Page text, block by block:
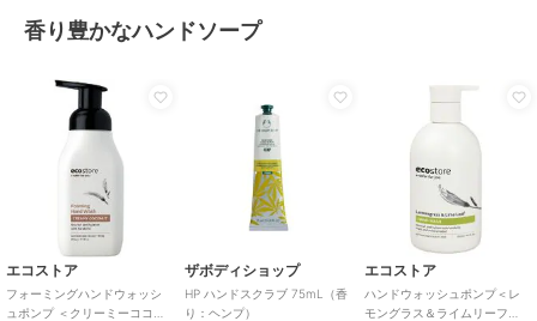
香り豊かなハンドソープ
エコストア
フォーミングハンドウォッシ
ュポンプ ＜クリーミーココナ
ザボディショップ
HP ハンドスクラブ 75mL（香
り：ヘンプ）
エコストア
ハンドウォッシュポンプ＜レ
モングラス＆ライムリーフ